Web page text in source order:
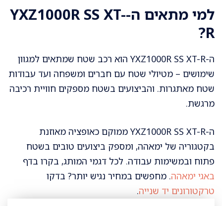
למי מתאים ה-YXZ1000R SS XT-
R?
ה-YXZ1000R SS XT-R הוא רכב שטח שמתאים למגוון
שימושים – מטיולי שטח עם חברים ומשפחה ועד עבודות
שטח מאתגרות. והביצועים בשטח מספקים חוויית רכיבה
מרגשת.
ה-YXZ1000R SS XT-R ממוקם כאופציה מאוזנת
בקטגוריה של ימאהה, ומספק ביצועים טובים בשטח
פתוח ובמשימות עבודה. לכל דגמי המותג, בקרו בדף
באגי ימאהה. מחפשים במחיר נגיש יותר? בדקו
טרקטורונים יד שנייה.